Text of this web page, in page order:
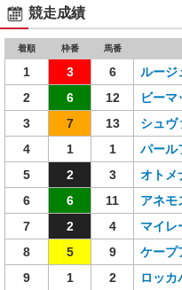
競走成績
着順 枠番 馬番
1 3 6 ルージ
2
6 12 ビー
3
7 13 シュヴ
4
1 1 パー
5
2 3 オトメ
6
6 11 ア
7
2 4 マ
8
5 9 ケー
9
1 2 ロッカ